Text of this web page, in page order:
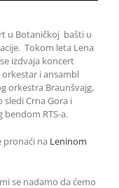
u Botaničkoj bašti u
Tokom leta Lena
izdvaja koncert
i ansambl
orkestra Braunšvajg,
Crna Gora i
bendom RTS-a.
pronaći na Leninom
se nadamo da ćemo